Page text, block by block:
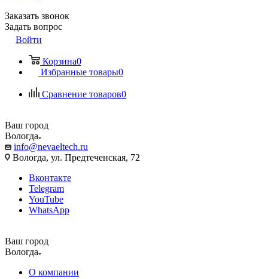
Заказать звонок
Задать вопрос
Войти
Корзина0
Избранные товары0
Сравнение товаров0
Ваш город
Вологда
info@nevaeltech.ru
Вологда, ул. Предтеченская, 72
Вконтакте
Telegram
YouTube
WhatsApp
Ваш город
Вологда
О компании